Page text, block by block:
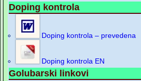
Doping kontrola
Doping kontrola – prevedena
Doping kontrola EN
Golubarski linkovi